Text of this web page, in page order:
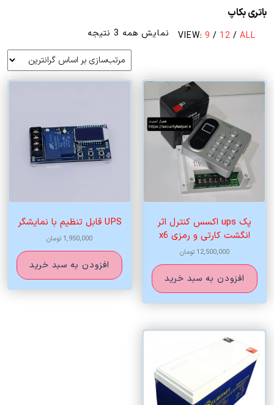
باتری بکاپ
VIEW: 9 / 12 / ALL نمایش همه 3 نتیجه
بر
اساس
قیمت:
کم
پک ups اکسس کنترل اثر
انگشت کارتی و رمزی x6
12,500,000 تومان
افزودن به سبد خرید
UPS قابل تنظیم با نمایشگر
1,950,000 تومان
افزودن به سبد خرید